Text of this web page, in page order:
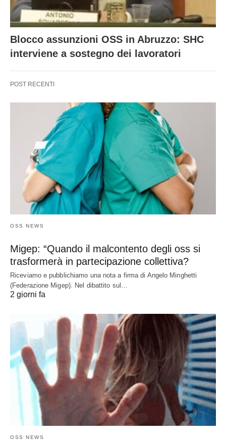
Blocco assunzioni OSS in Abruzzo: SHC
interviene a sostegno dei lavoratori
POST RECENTI
OSS NEWS
Migep: “Quando il malcontento degli oss si
trasformerà in partecipazione collettiva?
Riceviamo e pubblichiamo una nota a firma di Angelo Minghetti
(Federazione Migep). Nel dibattito sul…
2 giorni fa
OSS NEWS